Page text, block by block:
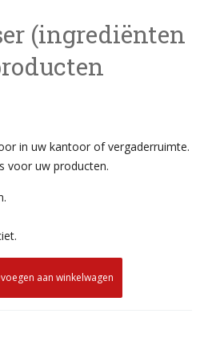
(ingrediënten
in uw kantoor of vergaderruimte.
voor uw producten.
aan winkelwagen